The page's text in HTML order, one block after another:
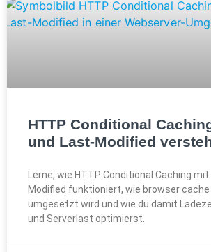
HTTP Conditional
und Last-Modified
Lerne, wie HTTP Conditional Caching
Modified funktioniert, wie browser
umgesetzt wird und wie du damit
und Serverlast optimierst.